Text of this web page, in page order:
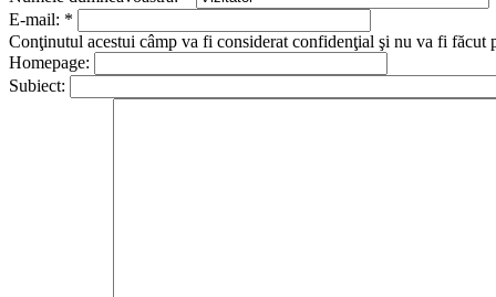
E-mail: *
Conţinutul acestui câmp va fi considerat confidenţial şi nu va fi făcut
Homepage:
Subiect: